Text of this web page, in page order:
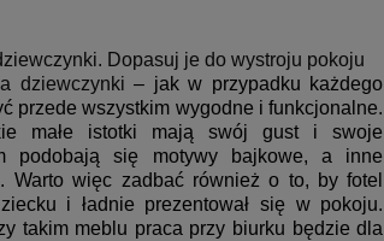
Dopasuj je do wystroju pokoju
dziewczynki – jak w przypadku każdego
przede wszystkim wygodne i funkcjonalne.
małe istotki mają swój gust i swoje
podobają się motywy bajkowe, a inne
Warto więc zadbać również o to, by fotel
i ładnie prezentował się w pokoju.
takim meblu praca przy biurku będzie dla